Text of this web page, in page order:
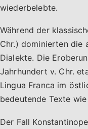
wiederbelebte.
Während der
Chr.) dominierten die
Dialekte. Die
Jahrhundert v. Chr.
Lingua Franca im
bedeutende Texte
Der Fall